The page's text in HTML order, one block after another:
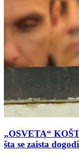
„OSVETA“
šta se zaista